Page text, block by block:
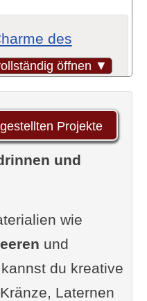
öffnen ▼
des
Projekte
die perfekte
Heimwerker ist
Projekten im
die
Projekte
und
wie
und
kannst du kreative
Laternen